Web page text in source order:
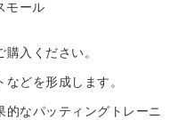
モール
入ください。
どを形成します。
的なパッティングトレーニ